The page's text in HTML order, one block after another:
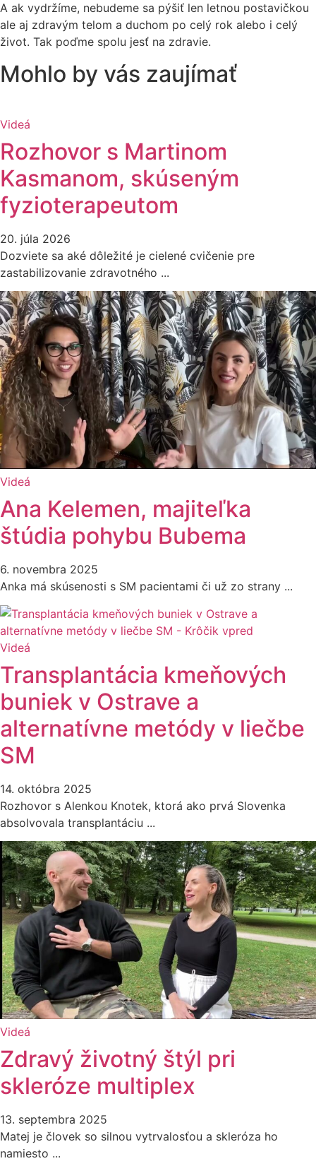
A ak vydržíme, nebudeme sa pýšiť len letnou postavičkou
ale aj zdravým telom a duchom po celý rok alebo i celý
život. Tak poďme spolu jesť na zdravie.
Mohlo by vás zaujímať
Videá
Rozhovor s Martinom
Kasmanom, skúseným
fyzioterapeutom
20. júla 2026
Dozviete sa aké dôležité je cielené cvičenie pre
zastabilizovanie zdravotného ...
Videá
Ana Kelemen, majiteľka
štúdia pohybu Bubema
6. novembra 2025
Anka má skúsenosti s SM pacientami či už zo strany ...
Videá
Transplantácia kmeňových
buniek v Ostrave a
alternatívne metódy v liečbe
SM
14. októbra 2025
Rozhovor s Alenkou Knotek, ktorá ako prvá Slovenka
absolvovala transplantáciu ...
Videá
Zdravý životný štýl pri
skleróze multiplex
13. septembra 2025
Matej je človek so silnou vytrvalosťou a skleróza ho
namiesto ...